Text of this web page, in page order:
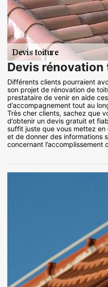
Devis
Différents clients pourraient
son projet de rénovation de
prestataire de venir en aide
d’accompagnement tout au
Très cher clients, sachez que
d’obtenir un devis gratuit et
suffit juste que vous mettez
et de donner des informations
concernant l’accomplissement